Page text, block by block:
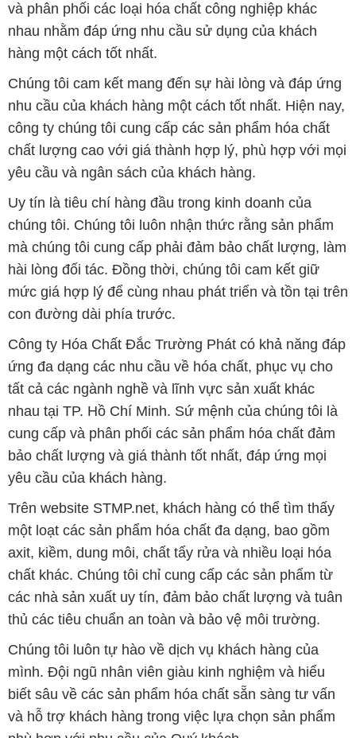
và phân phối các loại hóa chất công nghiệp khác
nhau nhằm đáp ứng nhu cầu sử dụng của khách
hàng một cách tốt nhất.
Chúng tôi cam kết mang đến sự hài lòng và đáp ứng
nhu cầu của khách hàng một cách tốt nhất. Hiện nay,
công ty chúng tôi cung cấp các sản phẩm hóa chất
chất lượng cao với giá thành hợp lý, phù hợp với mọi
yêu cầu và ngân sách của khách hàng.
Uy tín là tiêu chí hàng đầu trong kinh doanh của
chúng tôi. Chúng tôi luôn nhận thức rằng sản phẩm
mà chúng tôi cung cấp phải đảm bảo chất lượng, làm
hài lòng đối tác. Đồng thời, chúng tôi cam kết giữ
mức giá hợp lý để cùng nhau phát triển và tồn tại trên
con đường dài phía trước.
Công ty Hóa Chất Đắc Trường Phát có khả năng đáp
ứng đa dạng các nhu cầu về hóa chất, phục vụ cho
tất cả các ngành nghề và lĩnh vực sản xuất khác
nhau tại TP. Hồ Chí Minh. Sứ mệnh của chúng tôi là
cung cấp và phân phối các sản phẩm hóa chất đảm
bảo chất lượng và giá thành tốt nhất, đáp ứng mọi
yêu cầu của khách hàng.
Trên website STMP.net, khách hàng có thể tìm thấy
một loạt các sản phẩm hóa chất đa dạng, bao gồm
axit, kiềm, dung môi, chất tẩy rửa và nhiều loại hóa
chất khác. Chúng tôi chỉ cung cấp các sản phẩm từ
các nhà sản xuất uy tín, đảm bảo chất lượng và tuân
thủ các tiêu chuẩn an toàn và bảo vệ môi trường.
Chúng tôi luôn tự hào về dịch vụ khách hàng của
mình. Đội ngũ nhân viên giàu kinh nghiệm và hiểu
biết sâu về các sản phẩm hóa chất sẵn sàng tư vấn
và hỗ trợ khách hàng trong việc lựa chọn sản phẩm